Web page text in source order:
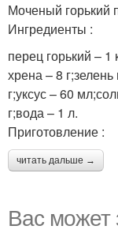
Моченый горький
Ингредиенты :
перец горький – 1
хрена – 8
г;уксус – 60
г;вода – 1 л.
Приготовление :
читать дальше →
Вас может